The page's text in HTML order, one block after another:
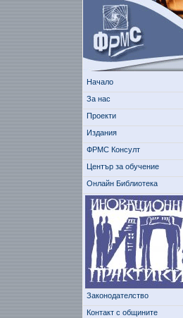
Начало
За нас
Проекти
Издания
ФРМС Консулт
Център за обучение
Онлайн Библиотека
Законодателство
Контакт с общините